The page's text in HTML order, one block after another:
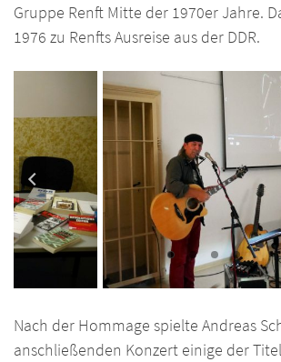
Gruppe Renft Mitte der 1970er Jahre.
1976 zu Renfts Ausreise aus der DDR.
Nach der Hommage spielte Andreas
anschließenden Konzert einige der